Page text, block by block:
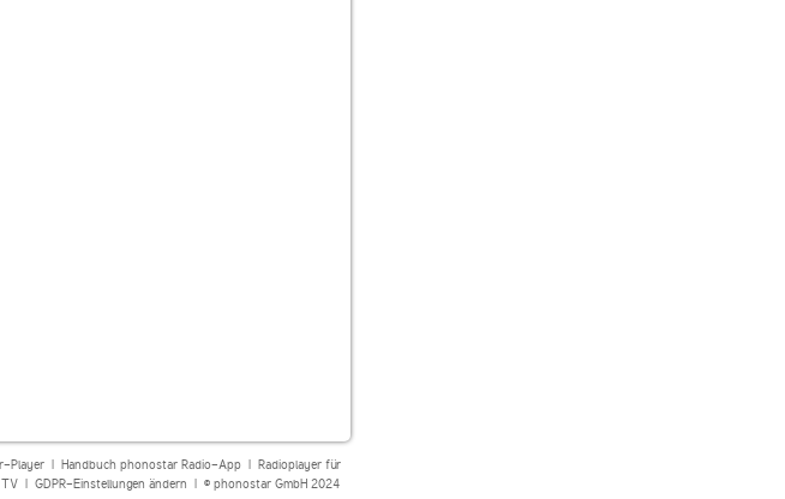
Player| Handbuch phonostar Radio-App| Radioplayer für
| GDPR-Einstellungen ändern | © phonostar GmbH 2024